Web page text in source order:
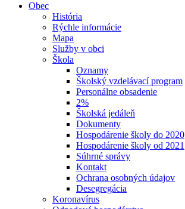
Obec
História
Rýchle informácie
Mapa
Služby v obci
Škola
Oznamy
Školský vzdelávací program
Personálne obsadenie
2%
Školská jedáleň
Dokumenty
Hospodárenie školy do 2020
Hospodárenie školy od 2021
Súhrné správy
Kontakt
Ochrana osobných údajov
Desegregácia
Koronavírus